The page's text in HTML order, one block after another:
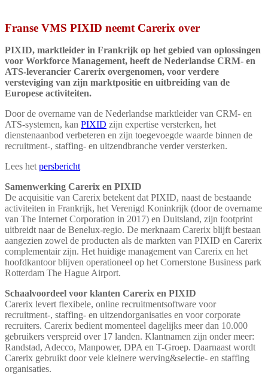
Franse VMS PIXID neemt Carerix over
PIXID, marktleider in Frankrijk op het gebied van oplossingen
voor Workforce Management, heeft de Nederlandse CRM- en
ATS-leverancier Carerix overgenomen, voor verdere
versteviging van zijn marktpositie en uitbreiding van de
Europese activiteiten.
Door de overname van de Nederlandse marktleider van CRM- en
ATS-systemen, kan PIXID zijn expertise versterken, het
dienstenaanbod verbeteren en zijn toegevoegde waarde binnen de
recruitment-, staffing- en uitzendbranche verder versterken.
Lees hetpersbericht
Samenwerking Carerix en PIXID
De acquisitie van Carerix betekent dat PIXID, naast de bestaande
activiteiten in Frankrijk, het Verenigd Koninkrijk (door de overname
van The Internet Corporation in 2017) en Duitsland, zijn footprint
uitbreidt naar de Benelux-regio. De merknaam Carerix blijft bestaan
aangezien zowel de producten als de markten van PIXID en Carerix
complementair zijn. Het huidige management van Carerix en het
hoofdkantoor blijven operationeel op het Cornerstone Business park
Rotterdam The Hague Airport.
Schaalvoordeel voor klanten Carerix en PIXID
Carerix levert flexibele, online recruitmentsoftware voor
recruitment-, staffing- en uitzendorganisaties en voor corporate
recruiters. Carerix bedient momenteel dagelijks meer dan 10.000
gebruikers verspreid over 17 landen. Klantnamen zijn onder meer:
Randstad, Adecco, Manpower, DPA en T-Groep. Daarnaast wordt
Carerix gebruikt door vele kleinere werving&selectie- en staffing
organisaties.